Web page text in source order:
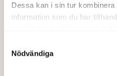
Dessa kan i sin tur
information som du har
Nödvändiga
stadsdelarna
Hammarby Sjöstad och
med EU-taxonomin och
Analysen identifierade